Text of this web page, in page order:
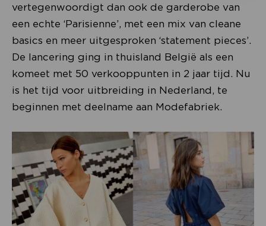
vertegenwoordigt dan ook de garderobe van
een echte ‘Parisienne’, met een mix van cleane
basics en meer uitgesproken ‘statement pieces’.
De lancering ging in thuisland België als een
komeet met 50 verkooppunten in 2 jaar tijd. Nu
is het tijd voor uitbreiding in Nederland, te
beginnen met deelname aan Modefabriek.